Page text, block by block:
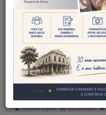
TANGARÁ
INSTAURA
PARA
Gazeta Digital 03/02/2025